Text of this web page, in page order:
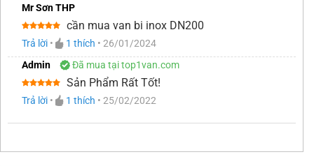
Mr Sơn THP
Được xếp
hạng5 5
cần mua van bi inox DN200
Trả lời • 1 thích • 26/01/2024
Admin
Đã mua tại top1van.com
Được xếp
hạng5 5
Sản Phẩm Rất Tốt!
Trả lời • 1 thích • 25/02/2022